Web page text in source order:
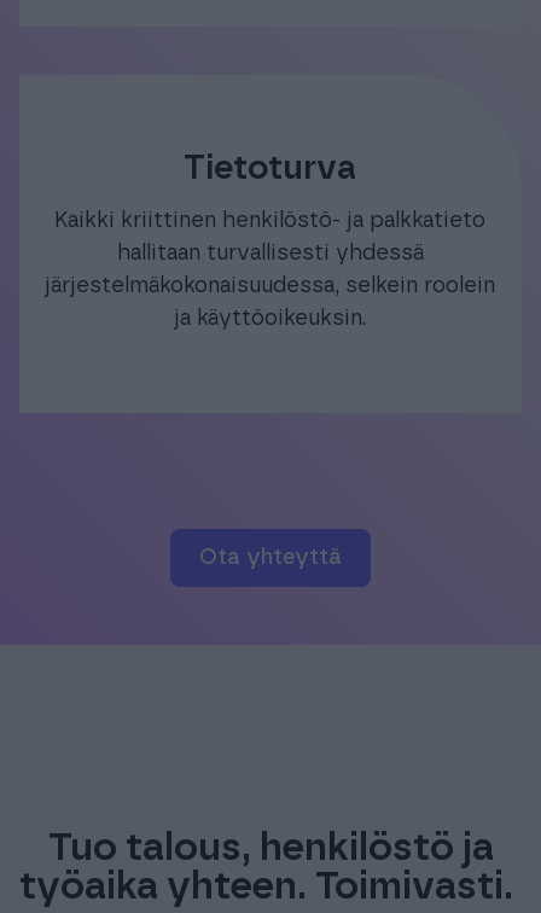
Tietoturva
Kaikki kriittinen henkilöstö- ja palkkatieto
hallitaan turvallisesti yhdessä
järjestelmäkokonaisuudessa, selkein roolein
ja käyttöoikeuksin.
Ota yhteyttä
Tuo talous, henkilöstö ja
työaika yhteen. Toimivasti. ​